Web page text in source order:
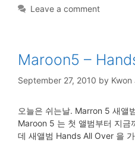
Leave a comment
Maroon5 –
September 27, 2010 by Kwon
오늘은 쉬는날. Marron 5 새앨
Maroon 5 는 첫 앨범부터 지금
데 새앨범 Hands All Over 을